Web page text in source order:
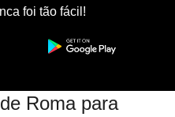
foi tão fácil!
Roma para